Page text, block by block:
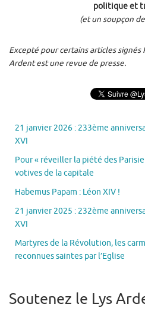
politique et
(et un soupçon
Excepté pour certains articles signés
Ardent est une revue de presse.
21 janvier 2026 : 233ème
XVI
Pour « réveiller la piété des
votives de la capitale
Habemus Papam : Léon XIV !
21 janvier 2025 : 232ème
XVI
Martyres de la Révolution, les
reconnues saintes par l’Eglise
Soutenez le Lys